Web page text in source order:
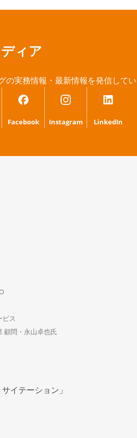
ィア
の実務情報・最新情報を発信して
Facebook Instagram LinkedIn
ビス
顧問・永山卓也氏
イテーション」